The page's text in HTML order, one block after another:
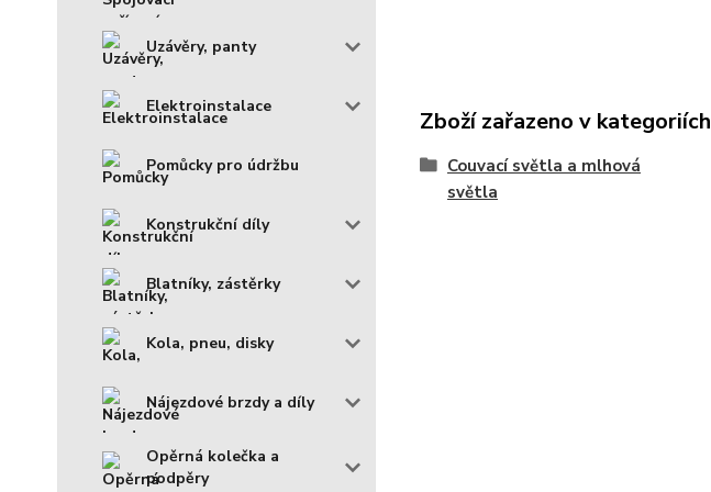
Uzávěry, panty
Elektroinstalace
Pomůcky pro údržbu
Konstrukční díly
Blatníky, zástěrky
Kola, pneu, disky
Nájezdové brzdy a díly
Opěrná kolečka a
podpěry
Zboží zařazeno v kategoriích
Couvací světla a mlhová
světla